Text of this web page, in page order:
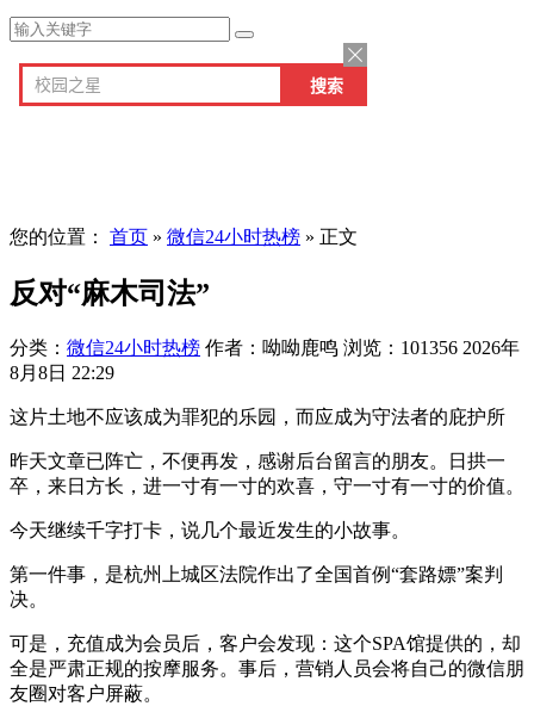
您的位置： 首页 » 微信24小时热榜 » 正文
反对“麻木司法”
分类： 微信24小时热榜 作者：呦呦鹿鸣 浏览：101356 2026年
8月8日 22:29
这片土地不应该成为罪犯的乐园，而应成为守法者的庇护所
昨天文章已阵亡，不便再发，感谢后台留言的朋友。日拱一
卒，来日方长，进一寸有一寸的欢喜，守一寸有一寸的价值。
今天继续千字打卡，说几个最近发生的小故事。
第一件事，是杭州上城区法院作出了全国首例“套路嫖”案判
决。
可是，充值成为会员后，客户会发现：这个SPA馆提供的，却
全是严肃正规的按摩服务。事后，营销人员会将自己的微信朋
友圈对客户屏蔽。